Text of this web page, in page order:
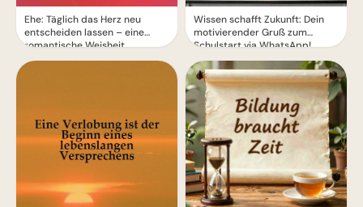
Ehe: Täglich das Herz neu
entscheiden lassen – eine
romantische Weisheit
Wissen schafft Zukunft: Dein
motivierender Gruß zum
Schulstart via WhatsApp!